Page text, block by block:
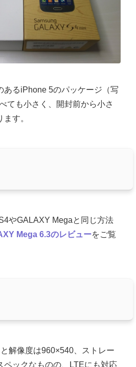
あるiPhone 5のパッケージ（写
ても小さく、開封前から小さ
す。
やGALAXY Megaと同じ方法
Mega 6.3のレビューをご覧
解像度は960×540、ストレー
ペックなものの、LTEにも対応